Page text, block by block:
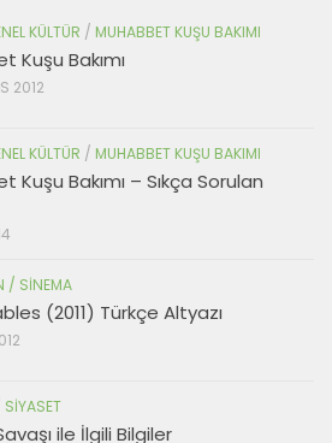
KÜLTÜR / MUHABBET KUŞU BAKIMI
Kuşu Bakımı
2012
KÜLTÜR / MUHABBET KUŞU BAKIMI
Kuşu Bakımı – Sıkça Sorulan
/ SINEMA
(2011) Türkçe Altyazı
SIYASET
ile İlgili Bilgiler